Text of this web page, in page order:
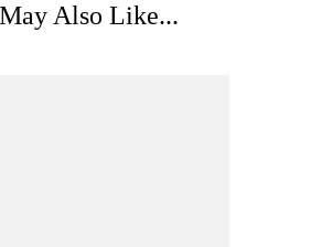
Also Like...